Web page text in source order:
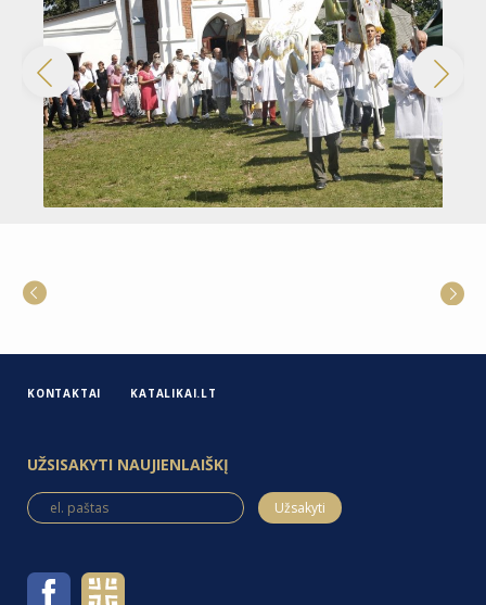
KONTAKTAI KATALIKAI.LT
UŽSISAKYTI NAUJIENLAIŠKĮ